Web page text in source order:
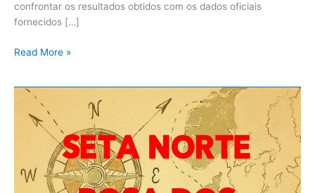
confrontar os resultados obtidos com os dados oficiais
fornecidos […]
Read More »
Como